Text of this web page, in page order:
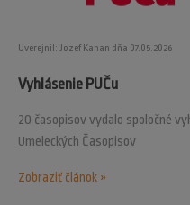
Uverejnil: Jozef Kahan dňa 07.05.2026
Vyhlásenie PUČu
20 časopisov vydalo spoločné
Umeleckých Časopisov
Zobraziť článok »